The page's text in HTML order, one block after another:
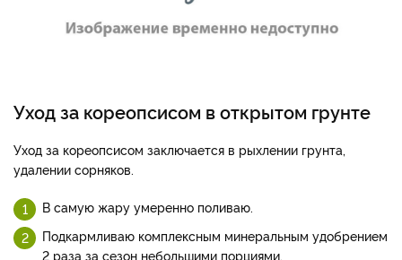
Уход за кореопсисом в открытом грунте
Уход за кореопсисом заключается в рыхлении грунта,
удалении сорняков.
В самую жару умеренно поливаю.
Подкармливаю комплексным минеральным удобрением
2 раза за сезон небольшими порциями.